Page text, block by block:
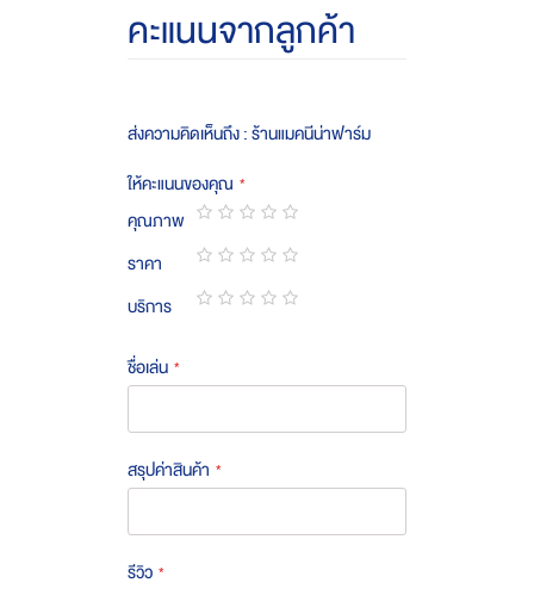
คะแนนจากลูกค้า
ส่งความคิดเห็นถึง : ร้านแมคนีน่าฟาร์ม
ให้คะแนนของคุณ
คุณภาพ
1
star
2
stars
3
stars
4
stars
5
stars
ราคา
1
star
2
stars
3
stars
4
stars
5
stars
บริการ
ชื่อเล่น
สรุปค่าสินค้า
รีวิว